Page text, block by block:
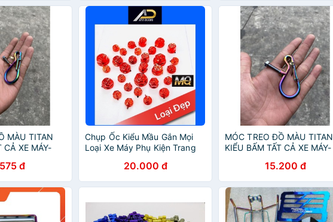
MÀU TITAN
CẢ XE MÁY-
đ
Chụp Ốc Kiểu Mầu Gắn Mọi
Loại Xe Máy Phụ Kiện Trang
20.000 đ
MÓC TREO ĐỒ MÀU TITAN
KIỂU BẤM TẤT CẢ XE MÁY-
15.200 đ